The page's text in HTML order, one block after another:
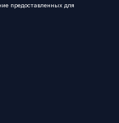
предоставленных для